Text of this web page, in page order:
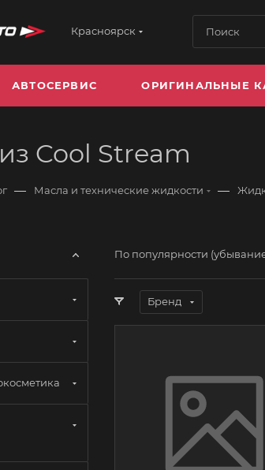
Красноярск
АВТОСЕРВИС ОРИГИНАЛЬНЫЕ
Cool Stream
— Масла и технические жидкости —
По популярности
Бренд